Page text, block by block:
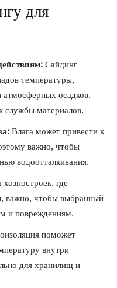
для
Сайдинг
температуры,
атмосферных осадков.
службы материалов.
Влага может привести к
важно, чтобы
водоотталкивания.
хозпостроек, где
важно, чтобы выбранный
и повреждениям.
поможет
внутри
для хранилищ и